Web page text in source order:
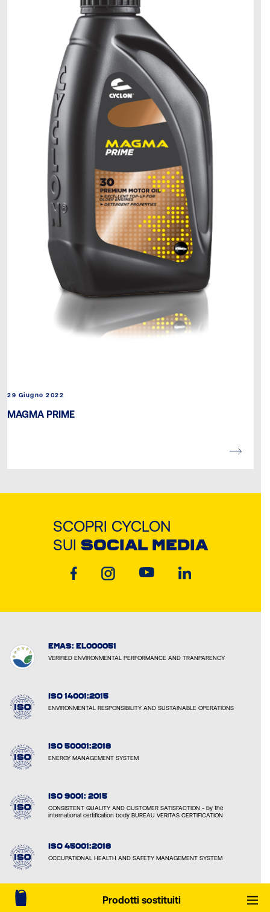
Prodotti sostituiti
29 Giugno 2022
MAGMA PRIME
SCOPRI CYCLON
SUI SOCIAL MEDIA
EMAS: EL000051
VERIFIED ENVIRONMENTAL PERFORMANCE AND TRANPARENCY
ISO 14001:2015
ENVIRONMENTAL RESPONSIBILITY AND SUSTAINABLE OPERATIONS
ISO 50001:2018
ENERGY MANAGEMENT SYSTEM
ISO 9001: 2015
CONSISTENT QUALITY AND CUSTOMER SATISFACTION - by the
international certification body BUREAU VERITAS CERTIFICATION
ISO 45001:2018
OCCUPATIONAL HEALTH AND SAFETY MANAGEMENT SYSTEM
ISO 22301:2019